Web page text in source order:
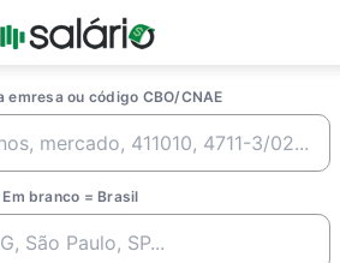
ou código CBO/CNAE
Em branco = Brasil